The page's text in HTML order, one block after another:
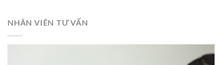
NHÂN VIÊN TƯ VẤN